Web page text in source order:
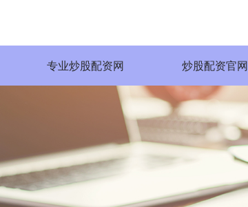
专业炒股配资网 炒股配资官网